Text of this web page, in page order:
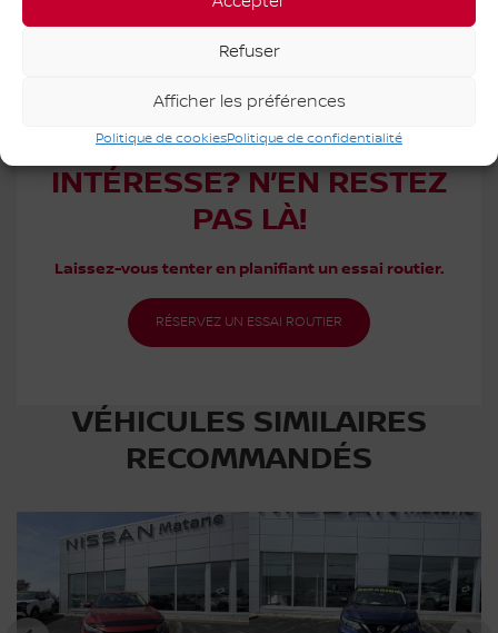
Refuser
Afficher les préférences
Politique de cookiesPolitique de confidentialité
Matane. Contactez notre équipe des ventes ou venez nous visiter
au 786 Av. du Phare E pour obtenir plus d'informations, en faire
CE VÉHICULE VOUS
INTÉRESSE? N’EN RESTEZ
PAS LÀ!
Laissez-vous tenter en planifiant un essai routier.
RÉSERVEZ UN ESSAI ROUTIER
VÉHICULES SIMILAIRES
RECOMMANDÉS